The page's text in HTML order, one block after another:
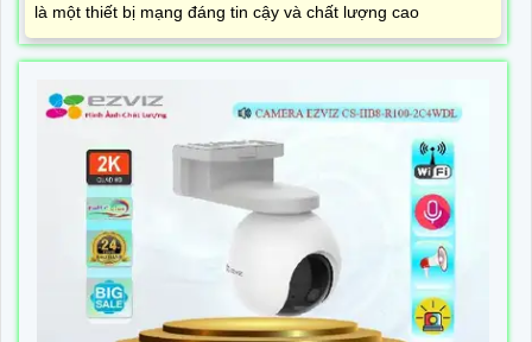
là một thiết bị mạng đáng tin cậy và chất lượng cao